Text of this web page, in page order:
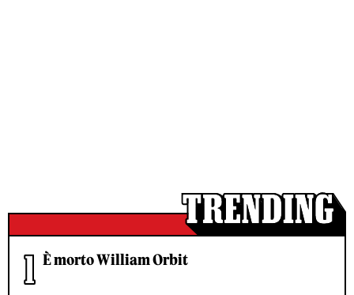
È morto William Orbit